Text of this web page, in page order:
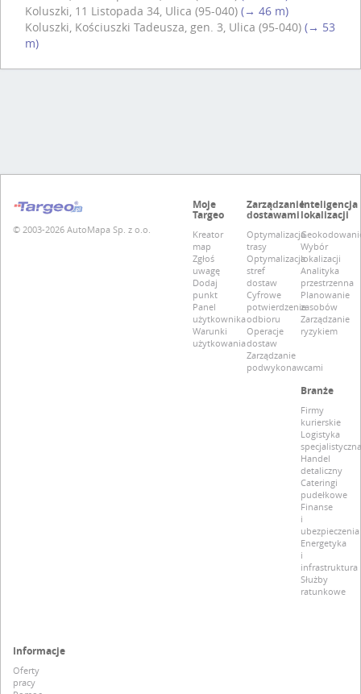
Koluszki, 11 Listopada 34, Ulica (95-040) (→ 46 m)
Koluszki, Kościuszki Tadeusza, gen. 3, Ulica (95-040) (→ 53
m)
© 2003-2026 AutoMapa Sp. z o.o.
Moje
Targeo
Kreator
map
Zgłoś
uwagę
Dodaj
punkt
Panel
użytkownika
Warunki
użytkowania
Zarządzanie
dostawami
Optymalizacja
trasy
Optymalizacja
stref
dostaw
Cyfrowe
potwierdzenie
odbioru
Operacje
dostaw
Zarządzanie
podwykonawcami
Inteligencja
lokalizacji
Wybór
lokalizacji
Analityka
przestrzenna
Planowanie
zasobów
Zarządzanie
ryzykiem
Branże
Firmy
kurierskie
Logistyka
specjalistyczna
Handel
detaliczny
Cateringi
pudełkowe
Finanse
i
ubezpieczenia
Energetyka
i
infrastruktura
Służby
ratunkowe
Informacje
Oferty
pracy